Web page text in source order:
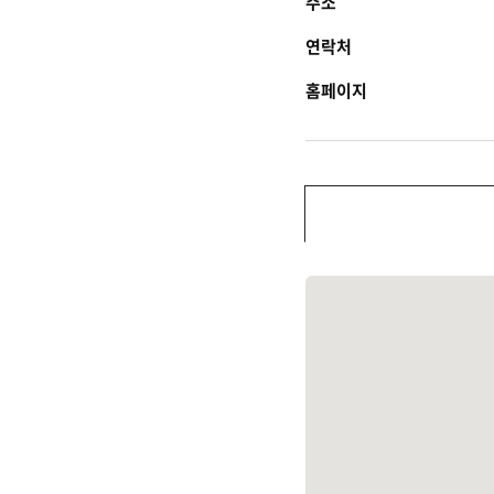
연락처
홈페이지